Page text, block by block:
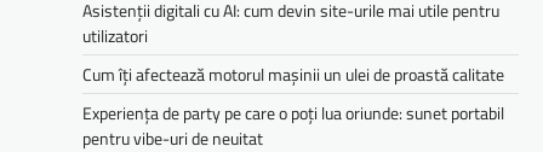
Asistenții digitali cu AI: cum devin site-urile mai utile pentru
utilizatori
Cum îți afectează motorul mașinii un ulei de proastă calitate
Experiența de party pe care o poți lua oriunde: sunet portabil
pentru vibe-uri de neuitat